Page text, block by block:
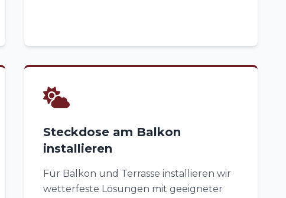
Steckdose am Balkon
installieren
Für Balkon und Terrasse installieren wir
wetterfeste Lösungen mit geeigneter